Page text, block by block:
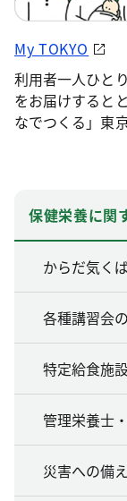
My TOKYO
利用者一人ひと
をお届けすると
なでつくる」東
保健栄養に関
からだ気く
各種講習会
特定給食施
管理栄養士
災害への備え